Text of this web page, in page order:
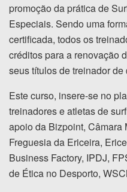
promoção da prática de
Especiais. Sendo uma
certificada, todos os
créditos para a renovação
seus títulos de treinador de
Este curso, insere-se no
treinadores e atletas de
apoio da Bizpoint, Câmara
Freguesia da Ericeira,
Business Factory, IPDJ,
de Ética no Desporto,